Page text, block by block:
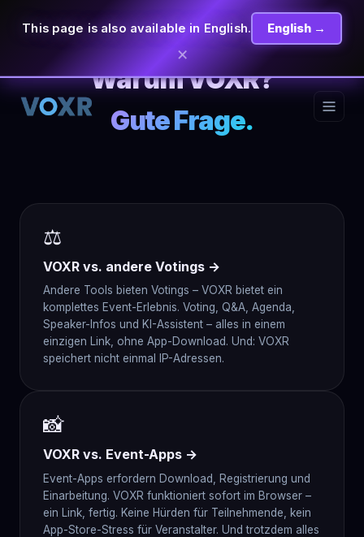
This page is also available in English. English →
×
Warum VOXR?
Gute Frage.
⚖
VOXR vs. andere Votings →
Andere Tools bieten Votings – VOXR bietet ein
komplettes Event-Erlebnis. Voting, Q&A, Agenda,
Speaker-Infos und KI-Assistent – alles in einem
einzigen Link, ohne App-Download. Und: VOXR
speichert nicht einmal IP-Adressen.
📸
VOXR vs. Event-Apps →
Event-Apps erfordern Download, Registrierung und
Einarbeitung. VOXR funktioniert sofort im Browser –
ein Link, fertig. Keine Hürden für Teilnehmende, kein
App-Store-Stress für Veranstalter. Und trotzdem alles